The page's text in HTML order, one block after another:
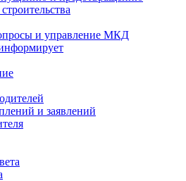
и управление МКД
и заявлений